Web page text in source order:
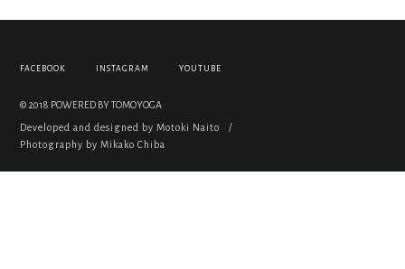
© 2018 POWERED BY TOMOYOGA
FACEBOOK INSTAGRAM YOUTUBE
Developed and designed by Motoki Naito
/
Photography by Mikako Chiba